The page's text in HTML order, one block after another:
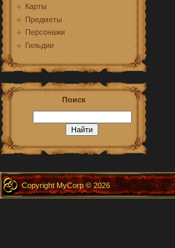
Карты
Предметы
Персонажи
Гильдии
Поиск
Copyright MyCorp © 2026